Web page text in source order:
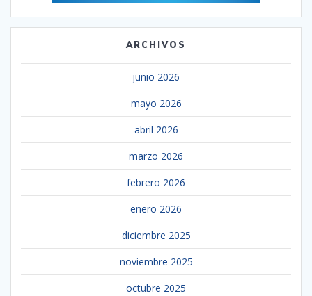
ARCHIVOS
junio 2026
mayo 2026
abril 2026
marzo 2026
febrero 2026
enero 2026
diciembre 2025
noviembre 2025
octubre 2025